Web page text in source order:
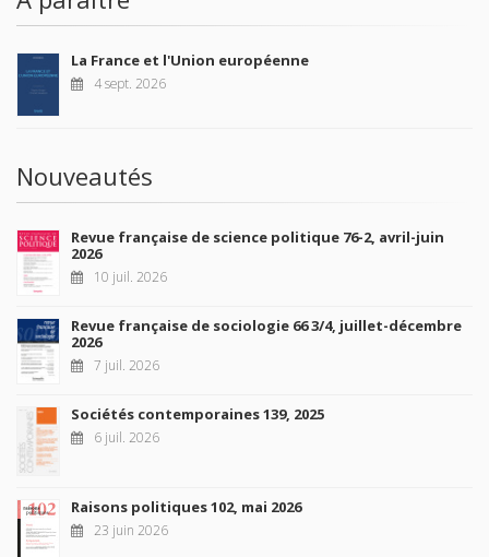
La France et l'Union européenne
4 sept. 2026
Nouveautés
Revue française de science politique 76-2, avril-juin
2026
10 juil. 2026
Revue française de sociologie 66 3/4, juillet-décembre
2026
7 juil. 2026
Sociétés contemporaines 139, 2025
6 juil. 2026
Raisons politiques 102, mai 2026
23 juin 2026